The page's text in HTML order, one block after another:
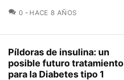
0 COMENTARIOS
HACE 8 AÑOS
Píldoras de insulina: un
posible futuro tratamiento
para la Diabetes tipo 1